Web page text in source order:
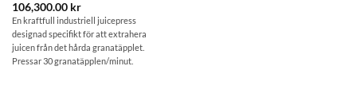
106,300.00 kr
En kraftfull industriell juicepress
designad specifikt för att extrahera
juicen från det hårda granatäpplet.
Pressar 30 granatäpplen/minut.